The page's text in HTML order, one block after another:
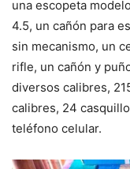
una escopeta
4.5, un cañón para
sin mecanismo, un
rifle, un cañón y
diversos calibres,
calibres, 24
teléfono celular.